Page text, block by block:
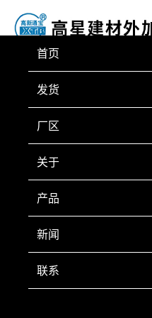
首页
发货
厂区
关于
产品
新闻
联系